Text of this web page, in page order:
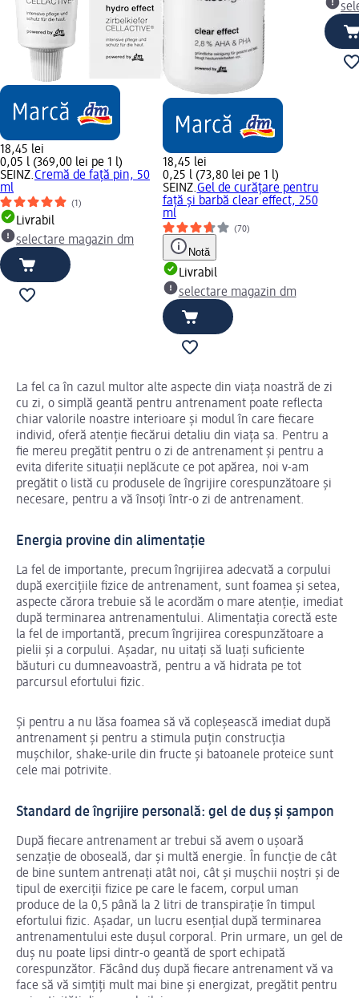
18,45 lei
0,05 l (369,00 lei pe 1 l)
SEINZ.Cremă de față pin, 50
ml
(1)
Livrabil
selectare magazin dm
18,45 lei
0,25 l (73,80 lei pe 1 l)
SEINZ.Gel de curățare pentru
față și barbă clear effect, 250
ml
(70)
Notă
Livrabil
selectare magazin dm
La fel ca în cazul multor alte aspecte din viața noastră de zi
cu zi, o simplă geantă pentru antrenament poate reflecta
chiar valorile noastre interioare și modul în care fiecare
individ, oferă atenție fiecărui detaliu din viața sa. Pentru a
fie mereu pregătit pentru o zi de antrenament și pentru a
evita diferite situații neplăcute ce pot apărea, noi v-am
pregătit o listă cu produsele de îngrijire corespunzătoare și
necesare, pentru a vă însoți într-o zi de antrenament.
Energia provine din alimentație
La fel de importante, precum îngrijirea adecvată a corpului
după exercițiile fizice de antrenament, sunt foamea și setea,
aspecte cărora trebuie să le acordăm o mare atenție, imediat
după terminarea antrenamentului. Alimentația corectă este
la fel de importantă, precum îngrijirea corespunzătoare a
pielii și a corpului. Așadar, nu uitați să luați suficiente
băuturi cu dumneavoastră, pentru a vă hidrata pe tot
parcursul efortului fizic.
Și pentru a nu lăsa foamea să vă copleșească imediat după
antrenament și pentru a stimula puțin construcția
mușchilor, shake-urile din fructe și batoanele proteice ​​sunt
cele mai potrivite.
Standard de îngrijire personală: gel de duș și șampon
După fiecare antrenament ar trebui să avem o ușoară
senzație de oboseală, dar și multă energie. În funcție de cât
de bine suntem antrenați atât noi, cât și mușchii noștri și de
tipul de exerciții fizice pe care le facem, corpul uman
produce de la 0,5 până la 2 litri de transpirație în timpul
efortului fizic. Așadar, un lucru esențial după terminarea
antrenamentului este dușul corporal. Prin urmare, un gel de
duș nu poate lipsi dintr-o geantă de sport echipată
corespunzător. Făcând duș după fiecare antrenament vă va
face să vă simțiți mult mai bine și energizat, pregătit pentru